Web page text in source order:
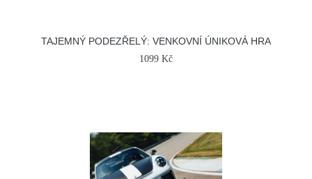
TAJEMNÝ PODEZŘELÝ: VENKOVNÍ ÚNIKOVÁ HRA
1099 Kč